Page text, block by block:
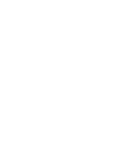
собрать любую
NYLON 300D